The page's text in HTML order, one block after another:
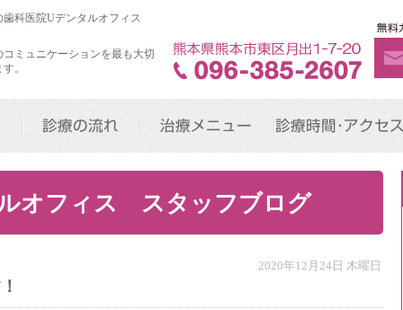
歯科医院Uデンタルオフィス
コミュニケーションを最も大切
。
診療の流れ 治療メニュー 診療時間･アクセス
オフィス スタッフブログ
2020年12月24日 木曜日